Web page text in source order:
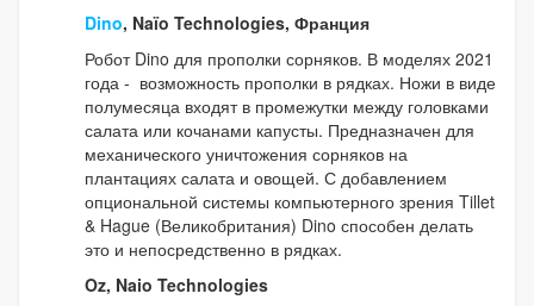
Dino, Naïo Technologies, Франция
Робот Dino для прополки сорняков. В моделях 2021
года - возможность прополки в рядках. Ножи в виде
полумесяца входят в промежутки между головками
салата или кочанами капусты. Предназначен для
механического уничтожения сорняков на
плантациях салата и овощей. С добавлением
опциональной системы компьютерного зрения Tillet
& Hague (Великобритания) Dino способен делать
это и непосредственно в рядках.
Oz, Naio Technologies